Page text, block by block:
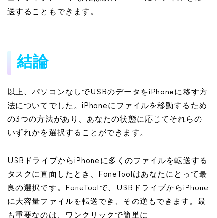
送することもできます。
結論
以上、パソコンなしでUSBのデータをiPhoneに移す方
法についてでした。iPhoneにファイルを移動するため
の3つの方法があり、あなたの状態に応じてそれらの
いずれかを選択することができます。
USBドライブからiPhoneに多くのファイルを転送する
タスクに直面したとき、FoneToolはあなたにとって最
良の選択です。FoneToolで、USBドライブからiPhone
に大容量ファイルを転送でき、その逆もできます。最
も重要なのは、ワンクリックで簡単に